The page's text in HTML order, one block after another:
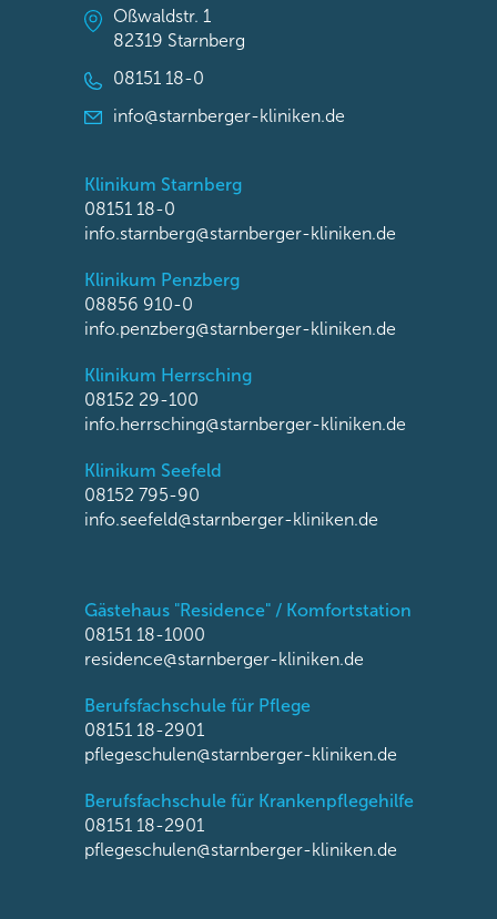
Oßwaldstr. 1
82319 Starnberg
08151 18-0
info@starnberger-kliniken.de
Klinikum Starnberg
08151 18-0
info.starnberg@starnberger-kliniken.de
Klinikum Penzberg
08856 910-0
info.penzberg@starnberger-kliniken.de
Klinikum Herrsching
08152 29-100
info.herrsching@starnberger-kliniken.de
Klinikum Seefeld
08152 795-90
info.seefeld@starnberger-kliniken.de
Gästehaus "Residence" / Komfortstation
08151 18-1000
residence@starnberger-kliniken.de
Berufsfachschule für Pflege
08151 18-2901
pflegeschulen@starnberger-kliniken.de
Berufsfachschule für Krankenpflegehilfe
08151 18-2901
pflegeschulen@starnberger-kliniken.de